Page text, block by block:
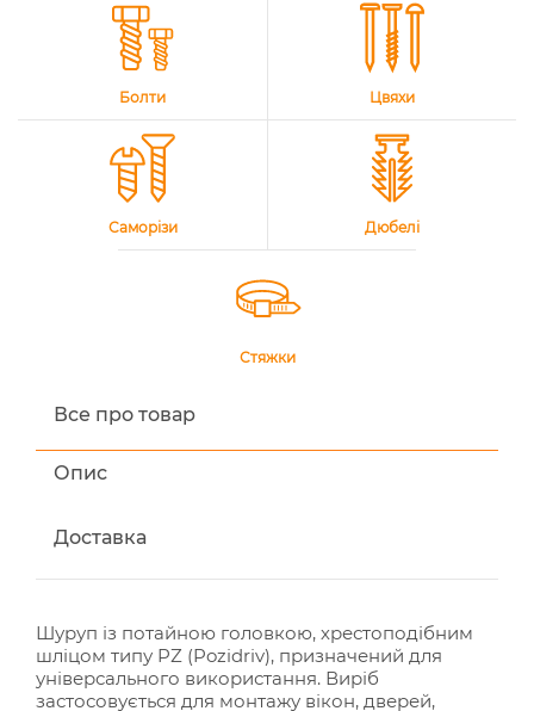
Болти Цвяхи
Саморізи Дюбелі
Стяжки
Все про товар
Опис
Доставка
Шуруп із потайною головкою, хрестоподібним
шліцом типу PZ (Pozidriv), призначений для
універсального використання. Виріб
застосовується для монтажу вікон, дверей,